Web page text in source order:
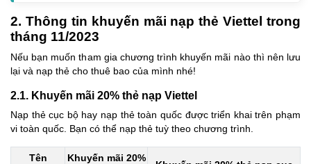
2. Thông tin khuyến mãi nạp thẻ Viettel trong
tháng 11/2023
Nếu bạn muốn tham gia chương trình khuyến mãi nào thì nên lưu
lại và nạp thẻ cho thuê bao của mình nhé!
2.1. Khuyến mãi 20% thẻ nạp Viettel
Nạp thẻ cục bộ hay nạp thẻ toàn quốc được triển khai trên phạm
vi toàn quốc. Bạn có thể nạp thẻ tuỳ theo chương trình.
Tên
Khuyến mãi 20%